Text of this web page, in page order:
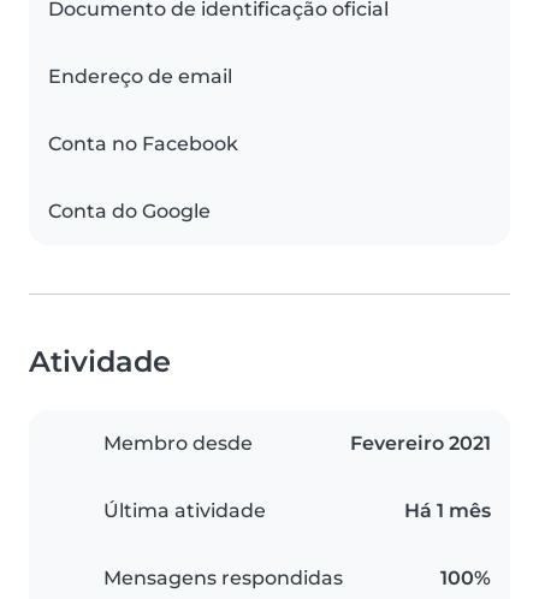
Documento de identificação oficial
Endereço de email
Conta no Facebook
Conta do Google
Atividade
Membro desde Fevereiro 2021
Última atividade Há 1 mês
Mensagens respondidas 100%